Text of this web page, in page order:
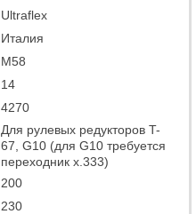
Ultraflex
Италия
M58
14
4270
Для рулевых редукторов T-
67, G10 (для G10 требуется
переходник x.333)
200
230